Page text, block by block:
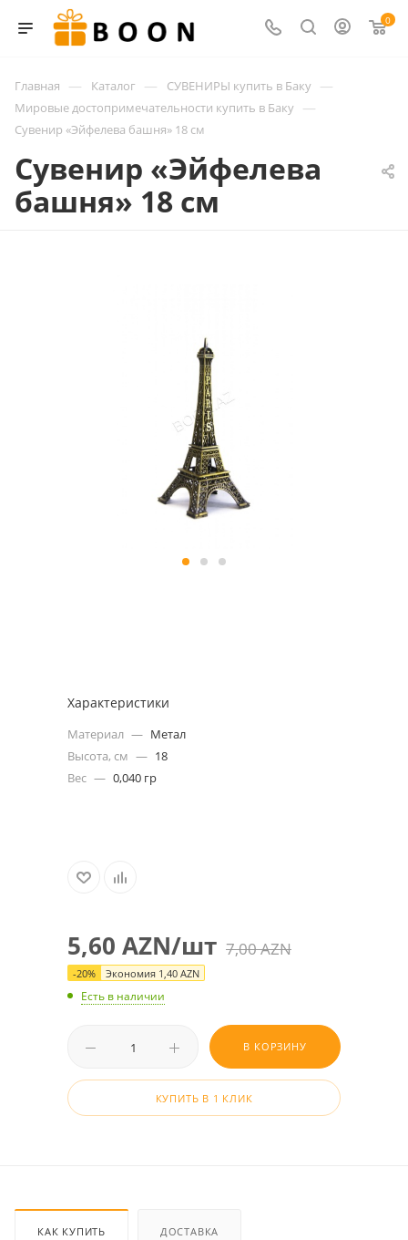
0
Главная — Каталог — СУВЕНИРЫ купить в Баку —
Мировые достопримечательности купить в Баку —
Сувенир «Эйфелева башня» 18 см
Сувенир «Эйфелева
башня» 18 см
Характеристики
Материал — Метал
Высота, см — 18
Вес — 0,040 гр
5,60 AZN/шт 7,00AZN
-20% Экономия 1,40 AZN
Есть в наличии
В КОРЗИНУ
КУПИТЬ В 1 КЛИК
КАК КУПИТЬ ДОСТАВКА